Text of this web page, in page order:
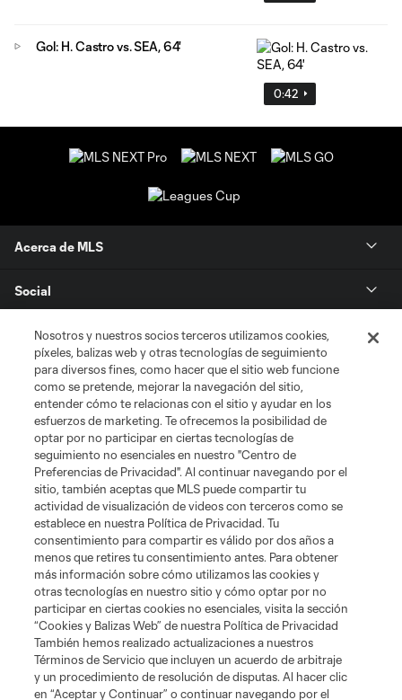
0:42
Gol: H. Castro vs. SEA, 64'
Acerca de MLS
Social
Tienda
Club Sites
Términos de servicio Política de privacidad
No vender mi información
Cookies Settings
©2026 MLS. El nombre y escudo de la Major League Soccer y MLS son
marcas registradas de League Soccer, L.L.C. (“MLS”). Los nombres y logos
de los equipos de la MLS están registrados y son marcas bajo ley común
de la MLS o son usadas con el permiso de sus propietarios. Uso
desautorizado está prohibido.
Nosotros y nuestros socios terceros utilizamos cookies,
píxeles, balizas web y otras tecnologías de seguimiento
para diversos fines, como hacer que el sitio web funcione
como se pretende, mejorar la navegación del sitio,
entender cómo te relacionas con el sitio y ayudar en los
esfuerzos de marketing. Te ofrecemos la posibilidad de
optar por no participar en ciertas tecnologías de
seguimiento no esenciales en nuestro "Centro de
Preferencias de Privacidad". Al continuar navegando por el
sitio, también aceptas que MLS puede compartir tu
actividad de visualización de videos con terceros como se
establece en nuestra Política de Privacidad. Tu
consentimiento para compartir es válido por dos años a
menos que retires tu consentimiento antes. Para obtener
más información sobre cómo utilizamos las cookies y
otras tecnologías en nuestro sitio y cómo optar por no
participar en ciertas cookies no esenciales, visita la sección
“Cookies y Balizas Web” de nuestra Política de Privacidad
También hemos realizado actualizaciones a nuestros
Términos de Servicio que incluyen un acuerdo de arbitraje
y un procedimiento de resolución de disputas. Al hacer clic
en “Aceptar y Continuar” o continuar navegando por el